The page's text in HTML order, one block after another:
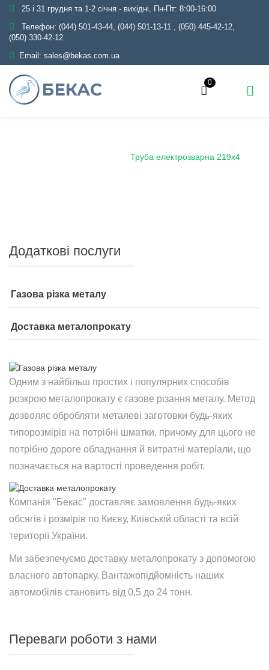
25 і 31 грудня та 1-2 січня - вихідні, Пн-Пт: 8:00-16:00
Телефон: (044) 501-43-44, (044) 501-13-11 , (050) 445-42-12,
(050) 330-42-12
Email: sales@bekas.com.ua
0
Труба електрозварна 219х4
Додаткові послуги
Газова різка металу
Доставка металопрокату
Одним з найбільш простих і популярних способів
розкрою металопрокату є газове різання металу. Метод
дозволяє обробляти металеві заготовки будь-яких
типорозмірів на потрібні шматки, причому для цього не
потрібно дороге обладнання й витратні матеріали, що
позначається на вартості проведення робіт.
Компанія "Бекас" доставляє замовлення будь-яких
обсягів і розмірів по Києву, Київській області та всій
території України.
Ми забезпечуємо доставку металопрокату з допомогою
власного автопарку. Вантажопідйомність наших
автомобілів становить від 0,5 до 24 тонн.
Переваги роботи з нами